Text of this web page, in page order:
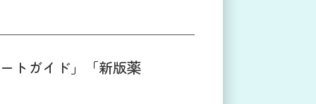
トガイド」「新版薬